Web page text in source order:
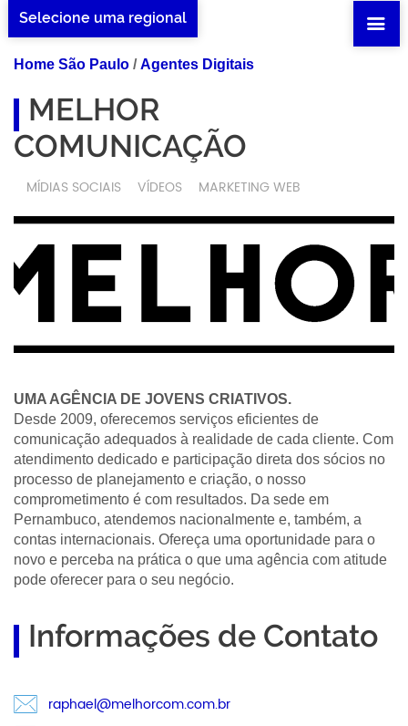
Selecione uma regional
Home São Paulo /Agentes Digitais
MELHOR
COMUNICAÇÃO
MÍDIAS SOCIAIS VÍDEOS MARKETING WEB
UMA AGÊNCIA DE JOVENS CRIATIVOS.
Desde 2009, oferecemos serviços eficientes de
comunicação adequados à realidade de cada cliente. Com
atendimento dedicado e participação direta dos sócios no
processo de planejamento e criação, o nosso
comprometimento é com resultados. Da sede em
Pernambuco, atendemos nacionalmente e, também, a
contas internacionais. Ofereça uma oportunidade para o
novo e perceba na prática o que uma agência com atitude
pode oferecer para o seu negócio.
Informações de Contato
raphael@melhorcom.com.br